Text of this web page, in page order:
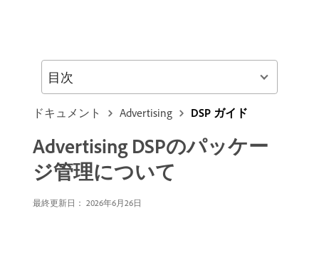
ドキュメント Advertising DSP ガイド
Advertising DSPのパッケー
ジ管理について
最終更新日： 2026年6月26日
目次